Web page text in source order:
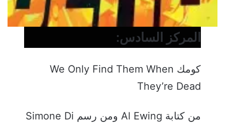
المركز السادس:
كومك We Only Find Them When
They’re Dead
من كتابة Al Ewing ومن رسم Simone Di